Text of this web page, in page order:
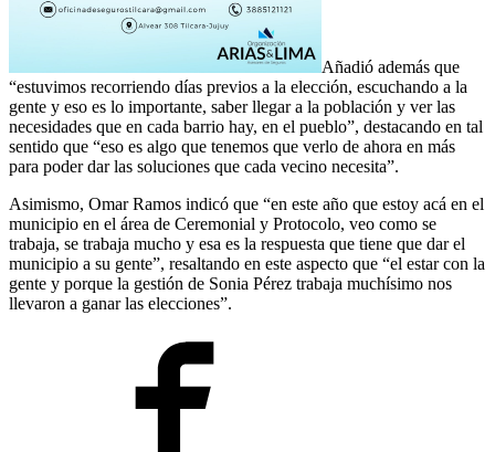
Añadió además que
“estuvimos recorriendo días previos a la elección, escuchando a la
gente y eso es lo importante, saber llegar a la población y ver las
necesidades que en cada barrio hay, en el pueblo”, destacando en tal
sentido que “eso es algo que tenemos que verlo de ahora en más
para poder dar las soluciones que cada vecino necesita”.
Asimismo, Omar Ramos indicó que “en este año que estoy acá en el
municipio en el área de Ceremonial y Protocolo, veo como se
trabaja, se trabaja mucho y esa es la respuesta que tiene que dar el
municipio a su gente”, resaltando en este aspecto que “el estar con la
gente y porque la gestión de Sonia Pérez trabaja muchísimo nos
llevaron a ganar las elecciones”.